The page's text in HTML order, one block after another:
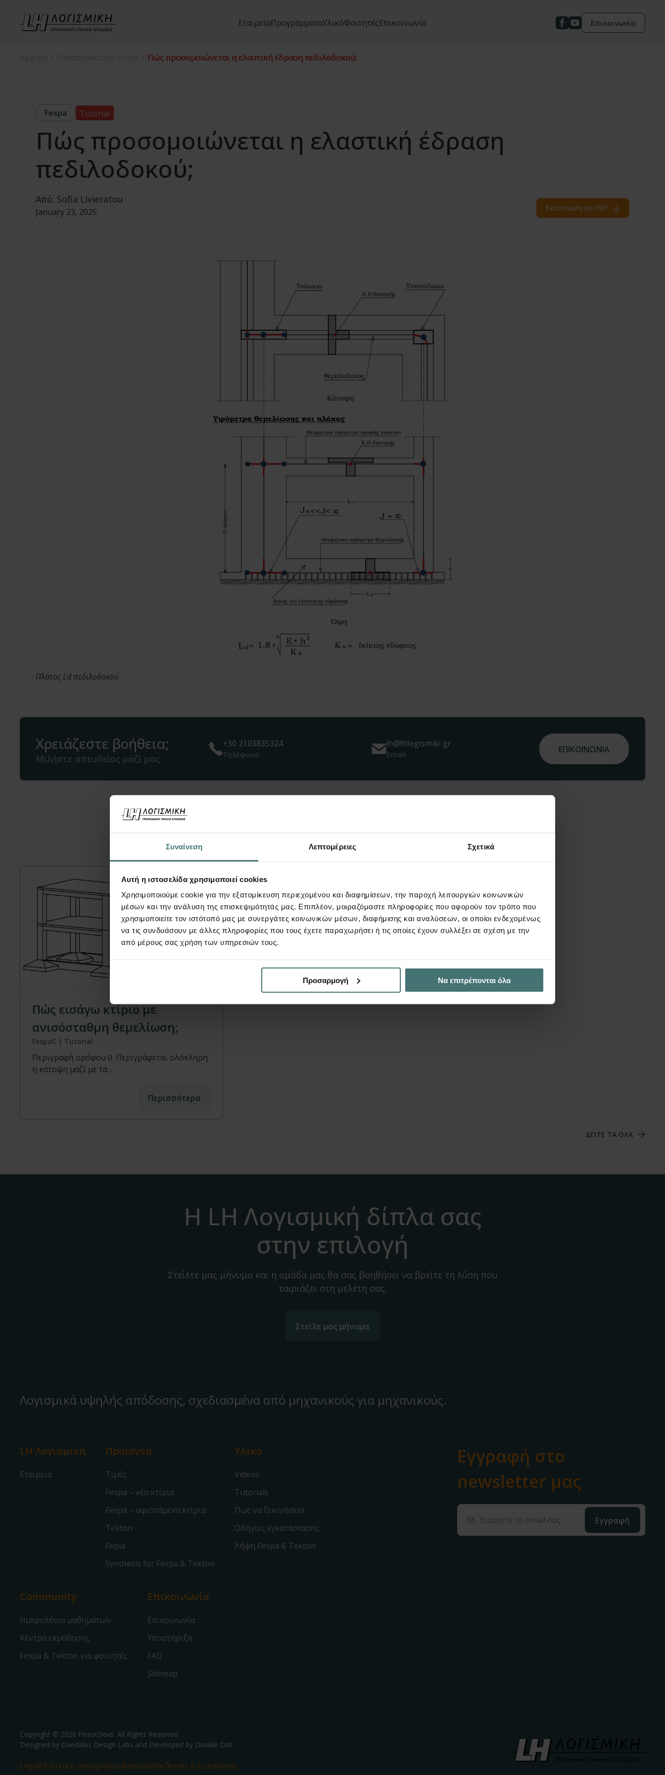
Συναίνεση Λεπτομέρειες Σχετικά
Αυτή η ιστοσελίδα χρησιμοποιεί cookies
Χρησιμοποιούμε cookie για την εξατομίκευση περιεχομένου και διαφημίσεων, την παροχή λειτουργιών κοινωνικών
μέσων και την ανάλυση της επισκεψιμότητάς μας. Επιπλέον, μοιραζόμαστε πληροφορίες που αφορούν τον τρόπο που
χρησιμοποιείτε τον ιστότοπό μας με συνεργάτες κοινωνικών μέσων, διαφήμισης και αναλύσεων, οι οποίοι ενδεχομένως
να τις συνδυάσουν με άλλες πληροφορίες που τους έχετε παραχωρήσει ή τις οποίες έχουν συλλέξει σε σχέση με την
από μέρους σας χρήση των υπηρεσιών τους.
Προσαρμογή Να επιτρέπονται όλα
ΕταιρείαΠρογράμματαΥλικόΦοιτητέςΕπικοινωνία Επικοινωνία
Πώς προσομοιώνεται η ελαστική έδραση πεδιλοδοκού;
Fespa Tutorial
Πώς προσομοιώνεται η ελαστική έδραση
πεδιλοδοκού;
Από: Sofia Livieratou
January 23, 2025 Εκτύπωση σε PDF
Πλάτος Ld πεδιλοδοκού
Χρειάζεστε βοήθεια;
Μιλήστε απευθείας μαζί μας
+30 2103835324
Τηλέφωνο
lh@lhlogismiki.gr
Email ΕΠΙΚΟΙΝΩΝΙΑ
Μπορεί επίσης να σας ενδιαφέρουν
Πώς εισάγω κτίριο με
ανισόσταθμη θεμελίωση;
FespaC | Tutorial
Περιγραφή ορόφου 0. Περιγράφεται ολόκληρη
η κάτοψη μαζί με τα ...
Περισσότερα
ΔΕΙΤΕ ΤΑ ΟΛΑ
Η LH Λογισμική δίπλα σας
στην επιλογή
Στείλτε μας μήνυμα και η ομάδα μας θα σας βοηθήσει να βρείτε τη λύση που
ταιριάζει στη μελέτη σας.
Στείλε μας μήνυμα
Λογισμικά υψηλής απόδοσης, σχεδιασμένα από μηχανικούς για μηχανικούς.
LH Λογισμική
Εταιρεία
Προϊόντα
Τιμές
Fespa – νέα κτίρια
Fespa – υφιστάμενα κτίρια
Tekton
Fepla
Synthesis for Fespa & Tekton
Υλικό
Videos
Tutorials
Πως να ξεκινήσετε
Οδηγίες εγκατάστασης
Λήψη Fespa & Tekton
Community
Ημερολόγιο μαθημάτων
Κέντρα εκμάθησης
Fespa & Tekton για φοιτητές
Επικοινωνία
Επικοινωνία
Υποστήριξη
FAQ
Sitemap
Εγγραφή στο
newsletter μας
Copyright © 2026 FinestDevs. All Rights Reserved
Designed by Daedalus Design Labs and Developed by Double Dot
LegalΠολιτική απορρήτουAccessibilityTerms & Conditions